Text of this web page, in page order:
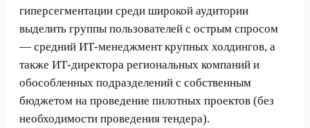
гиперсегментации среди широкой аудитории
выделить группы пользователей с острым спросом
— средний ИТ-менеджмент крупных холдингов, а
также ИТ-директора региональных компаний и
обособленных подразделений с собственным
бюджетом на проведение пилотных проектов (без
необходимости проведения тендера).